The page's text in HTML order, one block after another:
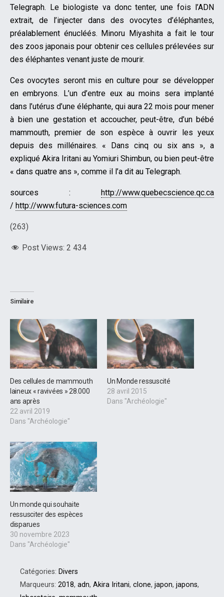
Telegraph. Le biologiste va donc tenter, une fois l’ADN
extrait, de l’injecter dans des ovocytes d’éléphantes,
préalablement énucléés. Minoru Miyashita a fait le tour
des zoos japonais pour obtenir ces cellules prélevées sur
des éléphantes venant juste de mourir.
Ces ovocytes seront mis en culture pour se développer
en embryons. L’un d’entre eux au moins sera implanté
dans l’utérus d’une éléphante, qui aura 22 mois pour mener
à bien une gestation et accoucher, peut-être, d’un bébé
mammouth, premier de son espèce à ouvrir les yeux
depuis des millénaires. « Dans cinq ou six ans », a
expliqué Akira Iritani au Yomiuri Shimbun, ou bien peut-être
« dans quatre ans », comme il l’a dit au Telegraph.
sources : http://www.quebecscience.qc.ca
/ http://www.futura-sciences.com
(263)
Post Views: 2 434
Similaire
Des cellules de mammouth
laineux « ravivées » 28.000
ans après
22 avril 2019
Dans "Archéologie"
Un Monde ressuscité
28 avril 2015
Dans "Archéologie"
Un monde qui souhaite
ressusciter des espèces
disparues
30 novembre 2023
Dans "Archéologie"
Catégories: Divers
Marqueurs: 2018, adn, Akira Iritani, clone, japon, japons,